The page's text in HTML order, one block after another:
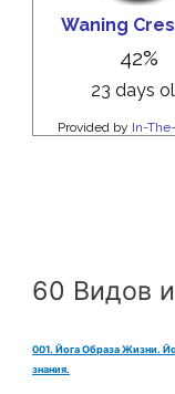
60 Видов
001. Йога Образа Жизни.
знания.